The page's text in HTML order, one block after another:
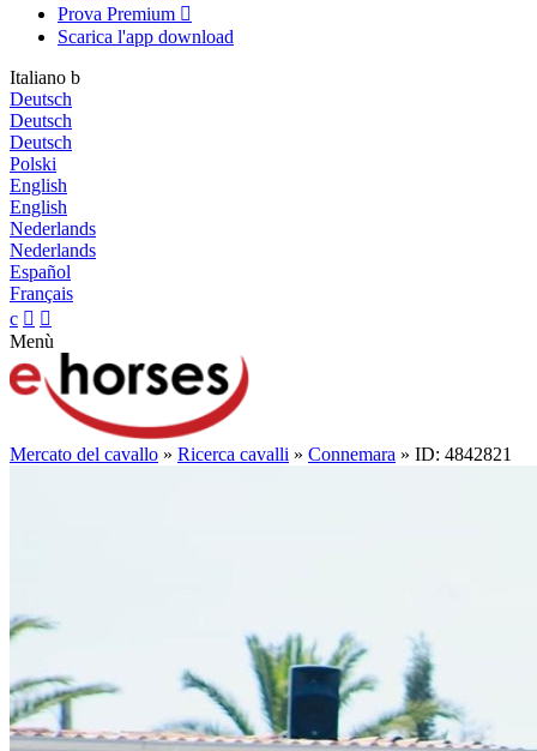
Prova Premium 
Scarica l'app download
Italiano b
Deutsch
Deutsch
Deutsch
Polski
English
English
Nederlands
Nederlands
Español
Français
c  
Menù
Mercato del cavallo » Ricerca cavalli » Connemara » ID: 4842821